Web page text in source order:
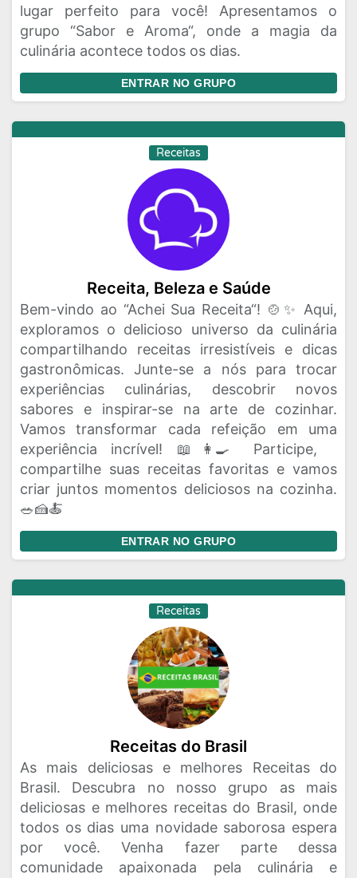
lugar perfeito para você! Apresentamos o
grupo “Sabor e Aroma“, onde a magia da
culinária acontece todos os dias.
ENTRAR NO GRUPO
Receitas
Receita, Beleza e Saúde
Bem-vindo ao “Achei Sua Receita“! 🍲✨ Aqui,
exploramos o delicioso universo da culinária
compartilhando receitas irresistíveis e dicas
gastronômicas. Junte-se a nós para trocar
experiências culinárias, descobrir novos
sabores e inspirar-se na arte de cozinhar.
Vamos transformar cada refeição em uma
experiência incrível! 📖👩‍🍳 Participe,
compartilhe suas receitas favoritas e vamos
criar juntos momentos deliciosos na cozinha.
🥗🍰🍝
ENTRAR NO GRUPO
Receitas
Receitas do Brasil
As mais deliciosas e melhores Receitas do
Brasil. Descubra no nosso grupo as mais
deliciosas e melhores receitas do Brasil, onde
todos os dias uma novidade saborosa espera
por você. Venha fazer parte dessa
comunidade apaixonada pela culinária e